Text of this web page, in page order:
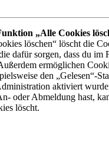
„Alle Cookies
löschen“ löscht die
dafür sorgen, dass du im
ermöglichen
den „Gelesen“-
aktiviert
oder Abmeldung hast,
löscht.